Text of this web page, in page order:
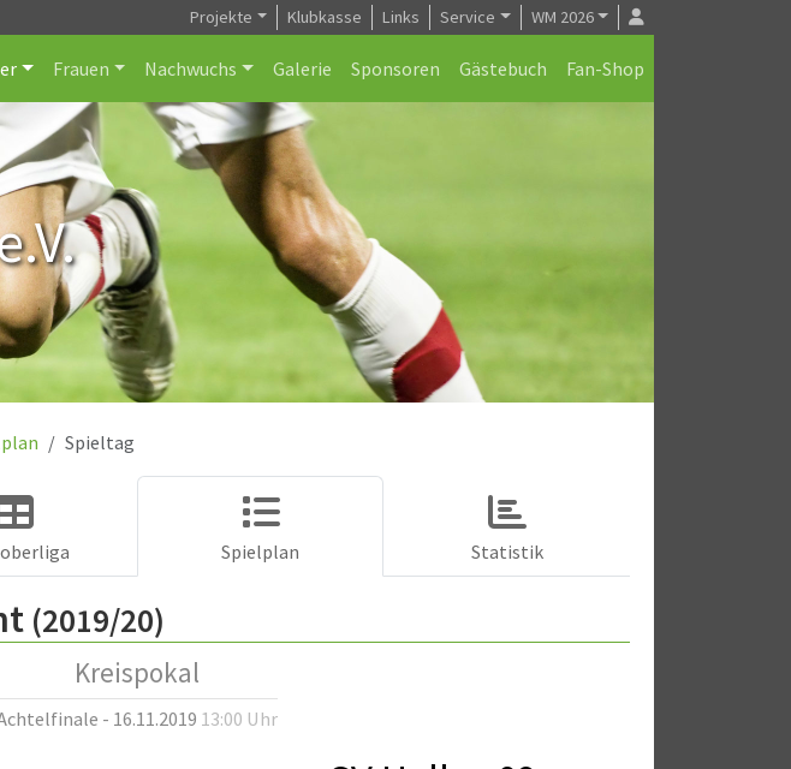
Projekte Klubkasse Links Service WM 2026
Frauen Nachwuchs Galerie Sponsoren Gästebuch Fan-Shop
Spieltag
Spielplan Statistik
(2019/20)
Kreispokal
- 16.11.2019 13:00 Uhr